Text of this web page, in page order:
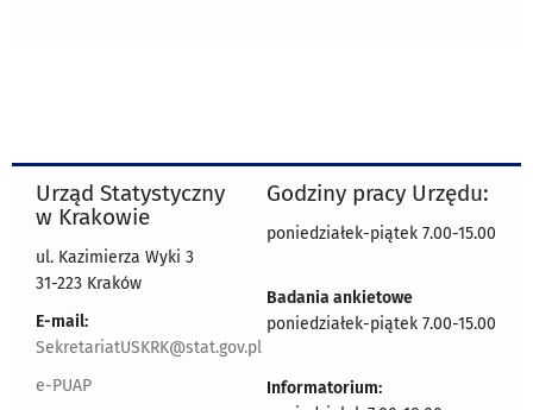
Urząd Statystyczny
w Krakowie
ul. Kazimierza Wyki 3
31-223 Kraków
E-mail:
SekretariatUSKRK@stat.gov.pl
e-PUAP
Godziny pracy Urzędu:
poniedziałek-piątek 7.00-15.00
Badania ankietowe
poniedziałek-piątek 7.00-15.00
Informatorium: